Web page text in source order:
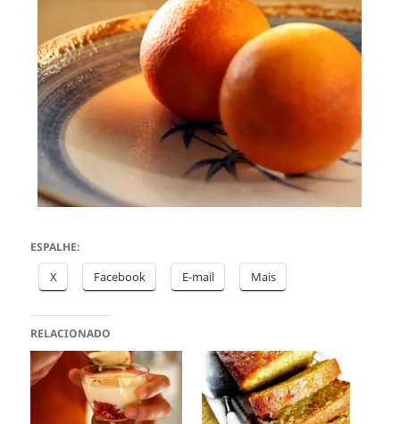
ESPALHE:
X Facebook E-mail Mais
RELACIONADO